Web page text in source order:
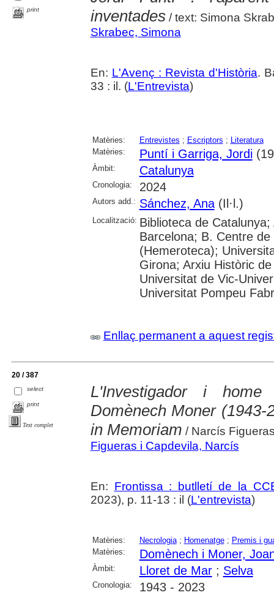
print
inventades/ text: Simona
Skrabec, Simona
En: L'Avenç : Revista d'Història.
33 : il. (L'Entrevista)
Matèries: Entrevistes ; Escriptors ; Literatura
Matèries:
Puntí i Garriga, Jordi
Àmbit: Catalunya
Cronologia: 2024
Autors add.: Sánchez, Ana(Il·l.)
Localització: Biblioteca de
Barcelona; B. Centre
(Hemeroteca);
Girona; Arxiu Històric
Universitat de Vic-
Universitat Pompeu
Enllaç permanent a aquest
20 / 387
select
print
Text complet
L'Investigador i
Domènech Moner
in Memoriam / Narcís
Figueras i Capdevila, Narcís
En: Frontissa : butlletí de la
2023), p. 11-13 : il (L'entrevista)
Matèries: Necrologia; Homenatge; Premis i
Matèries:
Domènech i Moner,
Àmbit: Lloret de Mar; Selva
Cronologia: 1943 - 2023